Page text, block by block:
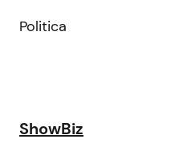
Politica
ShowBiz